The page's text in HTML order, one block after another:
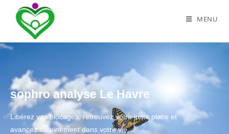
MENU
sophro analyse Le Havre
Libérez vos blocages, retrouvez votre juste place et
avancez sereinement dans votre vie.